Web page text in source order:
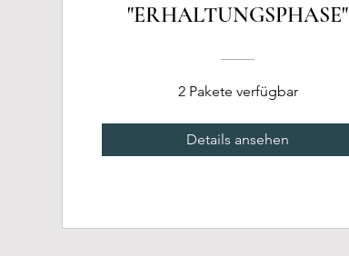
"ERHALTUNGSPHASE"
2 Pakete verfügbar
Details ansehen